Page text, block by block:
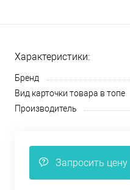
Характеристики:
Бренд
Вид карточки товара в топе
Производитель
Запросить цену